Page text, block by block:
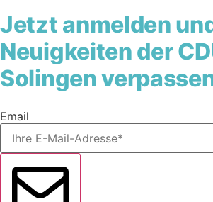
Jetzt anmelden
Neuigkeiten der
Solingen
Email